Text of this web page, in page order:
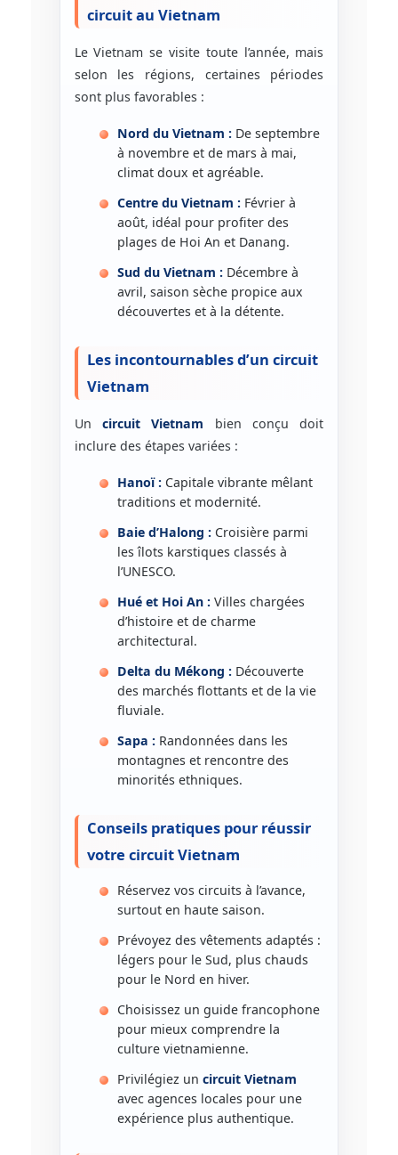
circuit au Vietnam
Le Vietnam se visite toute l’année, mais
selon les régions, certaines périodes
sont plus favorables :
Nord du Vietnam :De septembre
à novembre et de mars à mai,
climat doux et agréable.
Centre du Vietnam :Février à
août, idéal pour profiter des
plages de Hoi An et Danang.
Sud du Vietnam :Décembre à
avril, saison sèche propice aux
découvertes et à la détente.
Les incontournables d’un circuit
Vietnam
Un circuit Vietnam bien conçu doit
inclure des étapes variées :
Hanoï :Capitale vibrante mêlant
traditions et modernité.
Baie d’Halong :Croisière parmi
les îlots karstiques classés à
l’UNESCO.
Hué et Hoi An :Villes chargées
d’histoire et de charme
architectural.
Delta du Mékong :Découverte
des marchés flottants et de la vie
fluviale.
Sapa :Randonnées dans les
montagnes et rencontre des
minorités ethniques.
Conseils pratiques pour réussir
votre circuit Vietnam
Réservez vos circuits à l’avance,
surtout en haute saison.
Prévoyez des vêtements adaptés :
légers pour le Sud, plus chauds
pour le Nord en hiver.
Choisissez un guide francophone
pour mieux comprendre la
culture vietnamienne.
Privilégiez un circuit Vietnam
avec agences locales pour une
expérience plus authentique.